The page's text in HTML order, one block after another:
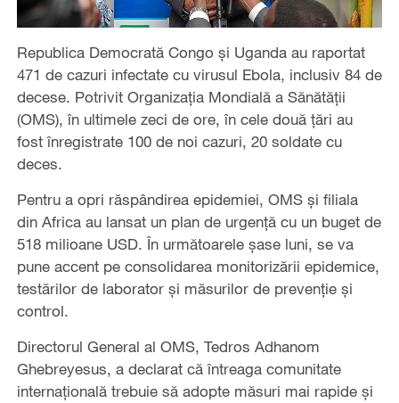
Republica Democrată Congo și Uganda au raportat
471 de cazuri infectate cu virusul Ebola, inclusiv 84 de
decese. Potrivit Organizația Mondială a Sănătății
(OMS), în ultimele zeci de ore, în cele două țări au
fost înregistrate 100 de noi cazuri, 20 soldate cu
deces.
Pentru a opri răspândirea epidemiei, OMS și filiala
din Africa au lansat un plan de urgență cu un buget de
518 milioane USD. În următoarele șase luni, se va
pune accent pe consolidarea monitorizării epidemice,
testărilor de laborator și măsurilor de prevenție și
control.
Directorul General al OMS, Tedros Adhanom
Ghebreyesus, a declarat că întreaga comunitate
internațională trebuie să adopte măsuri mai rapide și